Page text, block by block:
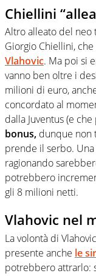
Chiellini
Altro alleato del
Giorgio Chiellini, che
Vlahovic. Ma poi si
vanno ben oltre i
milioni di euro,
concordato al
dalla Juventus (e
bonus, dunque non
prende il serbo.
ragionando
potrebbero
gli 8 milioni netti.
Vlahovic nel
La volontà di
presente anche le
potrebbero attrarlo: